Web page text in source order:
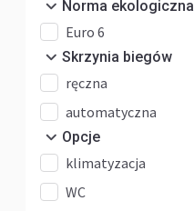
Norma ekologiczna
Euro 6
Skrzynia biegów
ręczna
automatyczna
Opcje
klimatyzacja
WC